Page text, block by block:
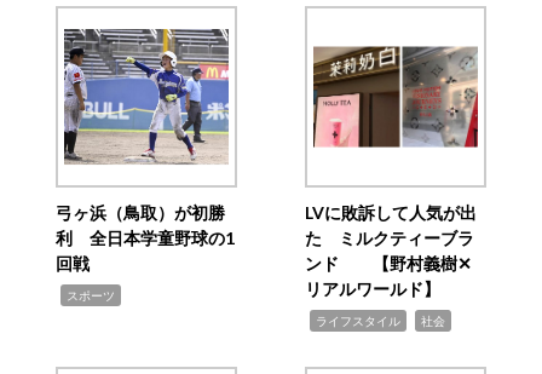
弓ヶ浜（鳥取）が初勝
利 全日本学童野球の1
回戦
スポーツ
LVに敗訴して人気が出
た ミルクティーブラ
ンド 【野村義樹✕
リアルワールド】
ライフスタイル 社会